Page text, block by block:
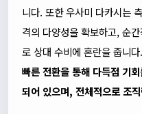
니다. 또한 우사미 다카시는
격의 다양성을 확보하고, 순
로 상대 수비에 혼란을 줍니
빠른 전환을 통해 다득점 기
되어 있으며, 전체적으로 조